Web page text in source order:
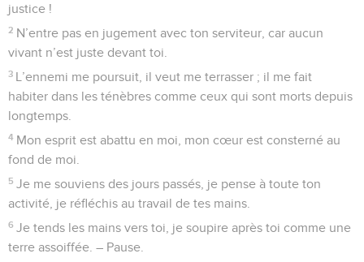
justice !
2 N’entre pas en jugement avec ton serviteur, car aucun
vivant n’est juste devant toi.
3 L’ennemi me poursuit, il veut me terrasser ; il me fait
habiter dans les ténèbres comme ceux qui sont morts depuis
longtemps.
4 Mon esprit est abattu en moi, mon cœur est consterné au
fond de moi.
5 Je me souviens des jours passés, je pense à toute ton
activité, je réfléchis au travail de tes mains.
6 Je tends les mains vers toi, je soupire après toi comme une
terre assoiffée. – Pause.